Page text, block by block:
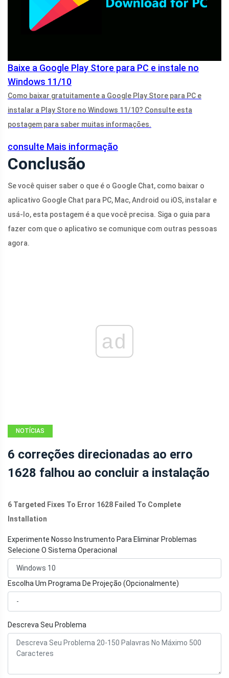
Baixe a Google Play Store para PC e instale no
Windows 11/10
Como baixar gratuitamente a Google Play Store para PC e
instalar a Play Store no Windows 11/10? Consulte esta
postagem para saber muitas informações.
consulte Mais informação
Conclusão
Se você quiser saber o que é o Google Chat, como baixar o
aplicativo Google Chat para PC, Mac, Android ou iOS, instalar e
usá-lo, esta postagem é a que você precisa. Siga o guia para
fazer com que o aplicativo se comunique com outras pessoas
agora.
ad
NOTÍCIAS
6 correções direcionadas ao erro
1628 falhou ao concluir a instalação
6 Targeted Fixes To Error 1628 Failed To Complete
Installation
Experimente Nosso Instrumento Para Eliminar Problemas
Selecione O Sistema Operacional
Escolha Um Programa De Projeção (Opcionalmente)
Descreva Seu Problema